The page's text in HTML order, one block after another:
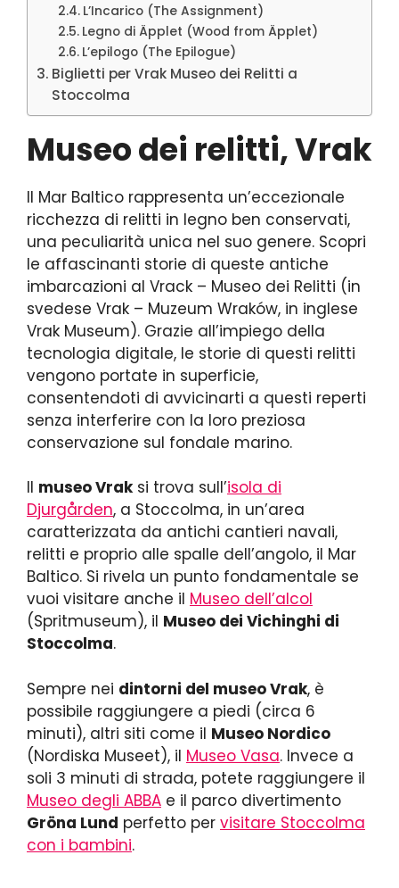
L’Incarico (The Assignment)
Legno di Äpplet (Wood from Äpplet)
L’epilogo (The Epilogue)
Biglietti per Vrak Museo dei Relitti a
Stoccolma
Museo dei relitti, Vrak
Il Mar Baltico rappresenta un’eccezionale
ricchezza di relitti in legno ben conservati,
una peculiarità unica nel suo genere. Scopri
le affascinanti storie di queste antiche
imbarcazioni al Vrack – Museo dei Relitti (in
svedese Vrak – Muzeum Wraków, in inglese
Vrak Museum). Grazie all’impiego della
tecnologia digitale, le storie di questi relitti
vengono portate in superficie,
consentendoti di avvicinarti a questi reperti
senza interferire con la loro preziosa
conservazione sul fondale marino.
Il museo Vraksi trova sull’isola di
Djurgården, a Stoccolma, in un’area
caratterizzata da antichi cantieri navali,
relitti e proprio alle spalle dell’angolo, il Mar
Baltico. Si rivela un punto fondamentale se
vuoi visitare anche il Museo dell’alcol
(Spritmuseum), il Museo dei Vichinghi di
Stoccolma.
Sempre nei dintorni del museo Vrak, è
possibile raggiungere a piedi (circa 6
minuti), altri siti come il Museo Nordico
(Nordiska Museet), il Museo Vasa. Invece a
soli 3 minuti di strada, potete raggiungere il
Museo degli ABBA e il parco divertimento
Gröna Lund perfetto per visitare Stoccolma
con i bambini.